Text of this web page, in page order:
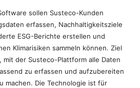
sollen Susteco-Kunden
erfassen, Nachhaltigkeitsziele
ESG-Berichte erstellen und
Klimarisiken sammeln können. Ziel
der Susteco-Plattform alle Daten
zu erfassen und aufzubereiten
machen. Die Technologie ist für